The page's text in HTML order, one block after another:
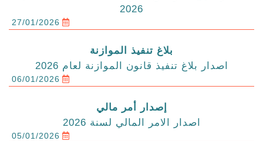
2026
27/01/2026
بلاغ تنفيذ الموازنة
اصدار بلاغ تنفيذ قانون الموازنة لعام 2026
06/01/2026
إصدار أمر مالي
اصدار الامر المالي لسنة 2026
05/01/2026